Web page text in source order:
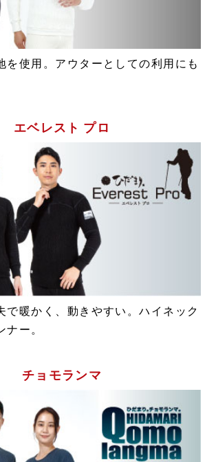
を使用。アウターとしての利用にも
エベレスト プロ
で暖かく、動きやすい。ハイネック
ー。
チョモランマ